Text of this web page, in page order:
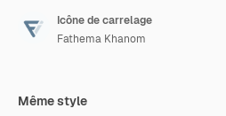
Icône de carrelage
Fathema Khanom
Même style